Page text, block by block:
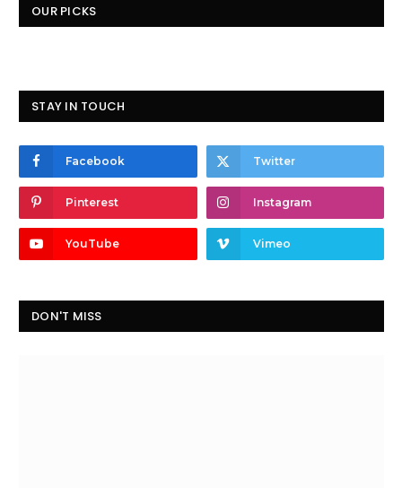
OUR PICKS
STAY IN TOUCH
Facebook Twitter
Pinterest Instagram
YouTube Vimeo
DON'T MISS